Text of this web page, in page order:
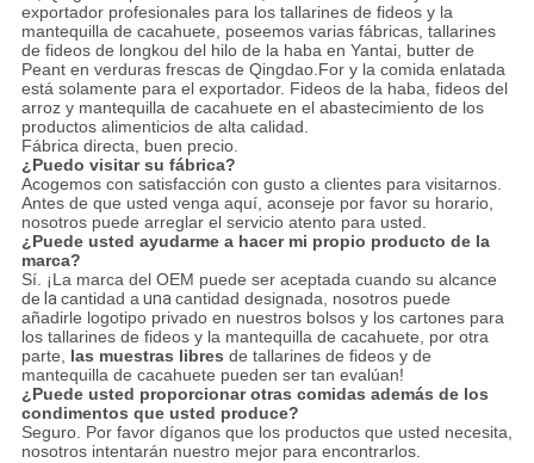
exportador profesionales para los tallarines de fideos y la
mantequilla de cacahuete, poseemos varias fábricas, tallarines
de fideos de longkou del hilo de la haba en Yantai, butter de
Peant en verduras frescas de Qingdao.For y la comida enlatada
está solamente para el exportador. Fideos de la haba, fideos del
arroz y mantequilla de cacahuete en el abastecimiento de los
productos alimenticios de alta calidad.
Fábrica directa, buen precio.
¿Puedo visitar su fábrica?
Acogemos con satisfacción con gusto a clientes para visitarnos.
Antes de que usted venga aquí, aconseje por favor su horario,
nosotros puede arreglar el servicio atento para usted.
¿Puede usted ayudarme a hacer mi propio producto de la
marca?
Sí. ¡La marca del OEM puede ser aceptada cuando su alcance
de lacantidad aunacantidad designada, nosotros puede
añadirle logotipo privado en nuestros bolsos y los cartones para
los tallarines de fideos y la mantequilla de cacahuete, por otra
parte, las muestras libres de tallarines de fideos y de
mantequilla de cacahuete pueden ser tan evalúan!
¿Puede usted proporcionar otras comidas además de los
condimentos que usted produce?
Seguro. Por favor díganos que los productos que usted necesita,
nosotros intentarán nuestro mejor para encontrarlos.